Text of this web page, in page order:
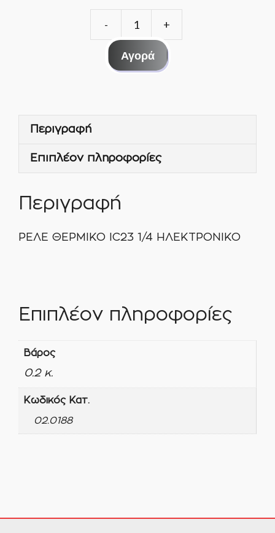
Αγορά
Περιγραφή
Επιπλέον πληροφορίες
Περιγραφή
ΡΕΛΕ ΘΕΡΜΙΚΟ IC23 1/4 ΗΛΕΚΤΡΟΝΙΚΟ
Επιπλέον πληροφορίες
Βάρος
0.2 κ.
Κωδικός Κατ.
02.0188